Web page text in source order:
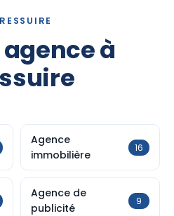
à
Agence
immobilière
16
Agence de
publicité
9